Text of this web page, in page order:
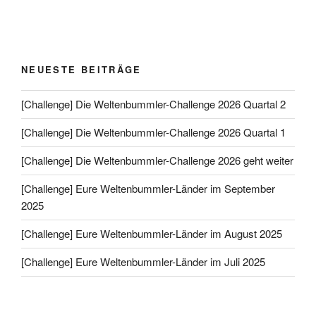
NEUESTE BEITRÄGE
[Challenge] Die Weltenbummler-Challenge 2026 Quartal 2
[Challenge] Die Weltenbummler-Challenge 2026 Quartal 1
[Challenge] Die Weltenbummler-Challenge 2026 geht weiter
[Challenge] Eure Weltenbummler-Länder im September
2025
[Challenge] Eure Weltenbummler-Länder im August 2025
[Challenge] Eure Weltenbummler-Länder im Juli 2025